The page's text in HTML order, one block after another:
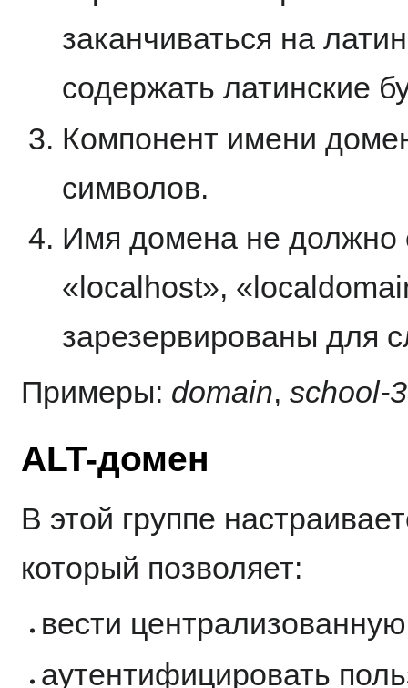
заканчиваться на
содержать латинские
Компонент имени
символов.
Имя домена не должно
«localhost»,
зарезервированы для
Примеры: domain, school-
ALT-домен
В этой группе
который позволяет:
вести
аутентифицировать